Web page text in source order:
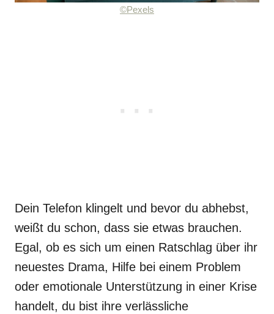
©Pexels
Dein Telefon klingelt und bevor du abhebst,
weißt du schon, dass sie etwas brauchen.
Egal, ob es sich um einen Ratschlag über ihr
neuestes Drama, Hilfe bei einem Problem
oder emotionale Unterstützung in einer Krise
handelt, du bist ihre verlässliche